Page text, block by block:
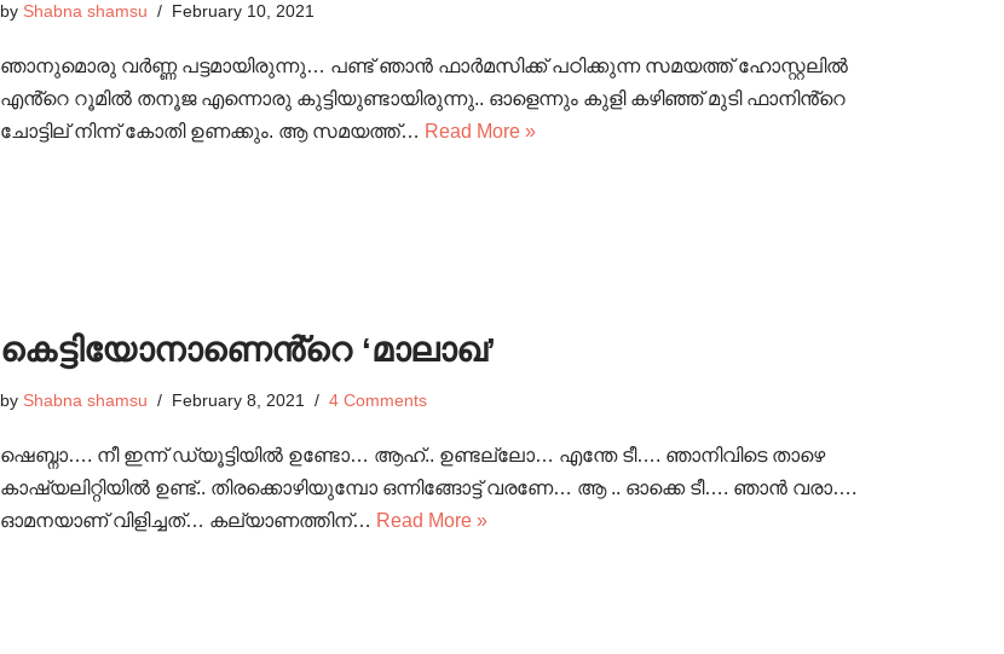
by Shabna shamsu February 10, 2021
ഞാനുമൊരു വർണ്ണ പട്ടമായിരുന്നു… പണ്ട് ഞാൻ ഫാർമസിക്ക് പഠിക്കുന്ന സമയത്ത് ഹോസ്റ്റലിൽ
എൻ്റെ റൂമിൽ തനൂജ എന്നൊരു കുട്ടിയുണ്ടായിരുന്നു.. ഓളെന്നും കുളി കഴിഞ്ഞ് മുടി ഫാനിൻ്റെ
ചോട്ടില് നിന്ന് കോതി ഉണക്കും. ആ സമയത്ത്… Read More »
കെട്ടിയോനാണെൻ്റെ ‘മാലാഖ’
by Shabna shamsu February 8, 2021 4 Comments
ഷെബ്നാ…. നീ ഇന്ന് ഡ്യൂട്ടിയിൽ ഉണ്ടോ… ആഹ്.. ഉണ്ടല്ലോ… എന്തേ ടീ…. ഞാനിവിടെ താഴെ
കാഷ്യലിറ്റിയിൽ ഉണ്ട്.. തിരക്കൊഴിയുമ്പോ ഒന്നിങ്ങോട്ട് വരണേ… ആ .. ഓക്കെ ടീ…. ഞാൻ വരാ….
ഓമനയാണ് വിളിച്ചത്… കല്യാണത്തിന്… Read More »